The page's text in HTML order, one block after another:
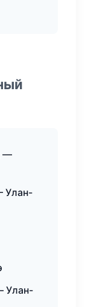
—
Улан-
Улан-